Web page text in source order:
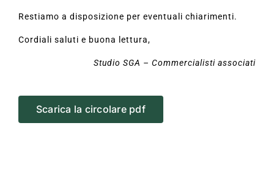
Restiamo a disposizione per eventuali chiarimenti.
Cordiali saluti e buona lettura,
Studio SGA – Commercialisti associati
Scarica la circolare pdf